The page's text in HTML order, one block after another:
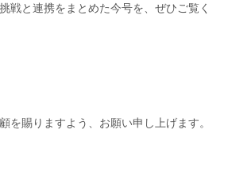
戦と連携をまとめた今号を、ぜひご覧く
を賜りますよう、お願い申し上げます。